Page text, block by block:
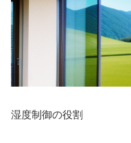
湿度制御の役割